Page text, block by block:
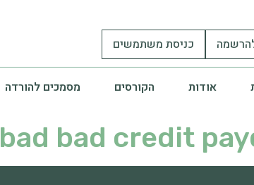
כניסת משתמשים
אודות הקורסים מסמכים להורדה
bad bad credit